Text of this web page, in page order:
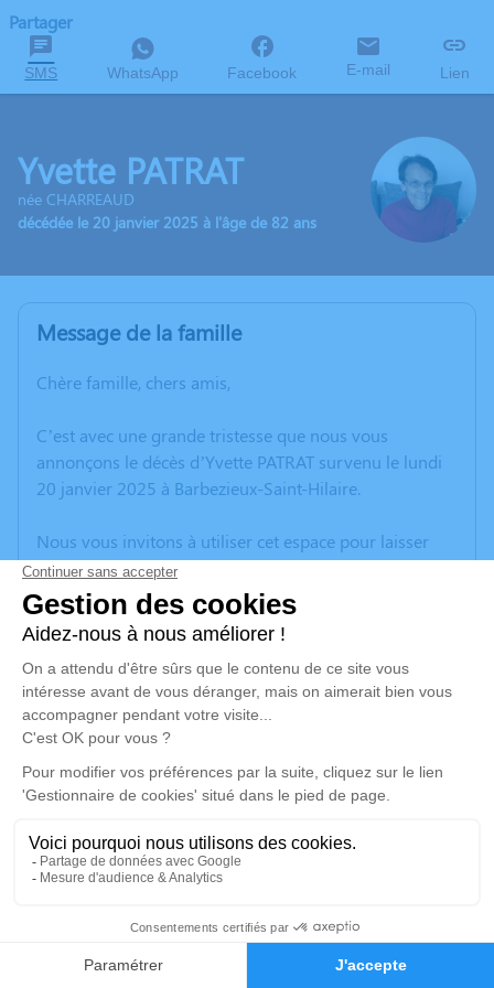
Faire-part Hommages
Partager
SMS WhatsApp Facebook E-mail Lien
Yvette PATRAT
née CHARREAUD
décédée le 20 janvier 2025 à l'âge de 82 ans
Message de la famille
Chère famille, chers amis,
C’est avec une grande tristesse que nous vous
annonçons le décès d’Yvette PATRAT survenu le lundi
20 janvier 2025 à Barbezieux-Saint-Hilaire.
Nous vous invitons à utiliser cet espace pour laisser
vos condoléances, partager des photos souvenirs, une
anecdote ou exprimer vos pensées à travers des
poèmes ou des textes. Cet endroit est un lieu
d'expression dédié à honorer la mémoire d’Yvette
PATRAT.
Un service de plantation d’arbre hommage est
disponible ici.
Je rends hommage
Cérémonie religieuse
Église Saint Etienne de Baignes-Sainte-Radegonde
L'Abbaye